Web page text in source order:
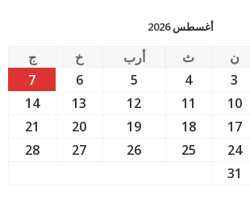
أغسطس 2026
ن ث أرب خ
ج
3
4
5
6
7
10
11
12
13
14
17
18
19
20
21
24
25
26
27
28
31